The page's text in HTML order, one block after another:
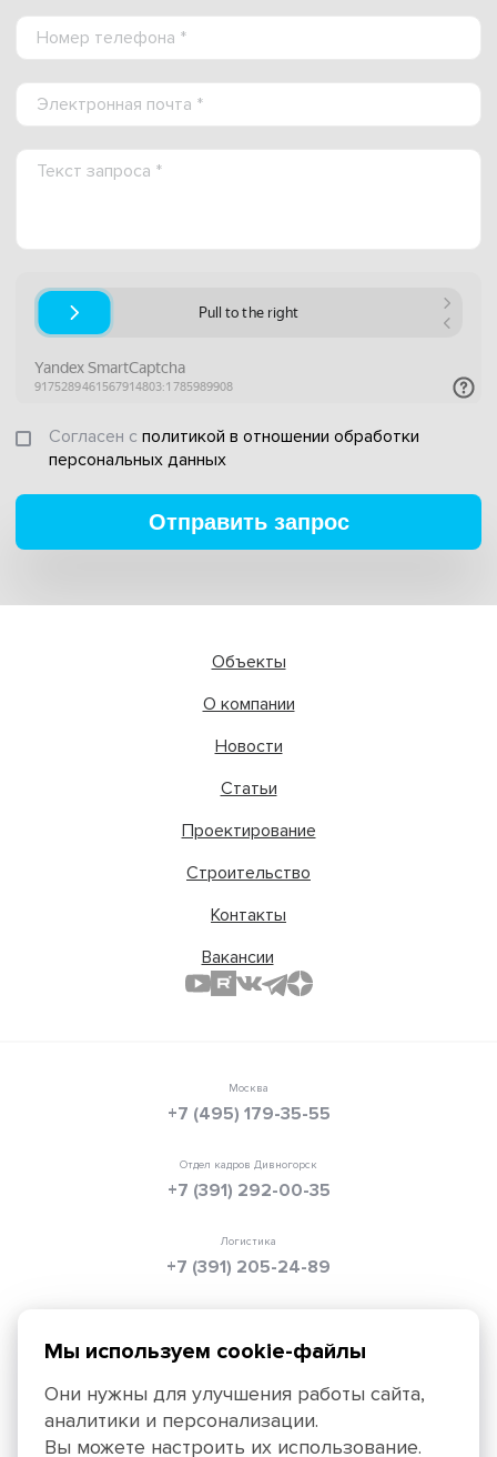
Согласен с политикой в отношении обработки
персональных данных
Отправить запрос
Объекты
О компании
Новости
Статьи
Проектирование
Строительство
Контакты
Вакансии
Москва
+7 (495) 179-35-55
Отдел кадров Дивногорск
+7 (391) 292-00-35
Логистика
+7 (391) 205-24-89
info@texpolimer.ru
Красноярск, 660099, ул. Ады Лебедевой, 152,
Мы используем cookie-файлы
Они нужны для улучшения работы сайта,
аналитики и персонализации.
Вы можете настроить их использование.